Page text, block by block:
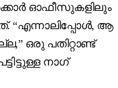
ഓഫീസുകളിലും
“എന്നാലിപ്പോൾ, ആ
ഒരു പതിറ്റാണ്ട്
നാഗ്